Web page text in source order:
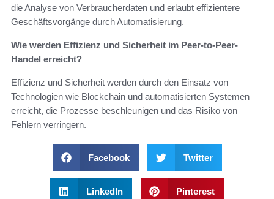
die Analyse von Verbraucherdaten und erlaubt effizientere
Geschäftsvorgänge durch Automatisierung.
Wie werden Effizienz und Sicherheit im Peer-to-Peer-
Handel erreicht?
Effizienz und Sicherheit werden durch den Einsatz von
Technologien wie Blockchain und automatisierten Systemen
erreicht, die Prozesse beschleunigen und das Risiko von
Fehlern verringern.
Facebook Twitter
LinkedIn Pinterest